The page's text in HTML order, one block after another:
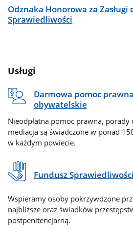
Odznaka Honorowa za Zasługi
Sprawiedliwości
Usługi
Darmowa pomoc
obywatelskie
Nieodpłatna pomoc prawna, porady
mediacja są świadczone w ponad
w każdym powiecie.
Fundusz Sprawiedliwości
Wspieramy osoby pokrzywdzone
najbliższe oraz świadków
postpenitencjarną.